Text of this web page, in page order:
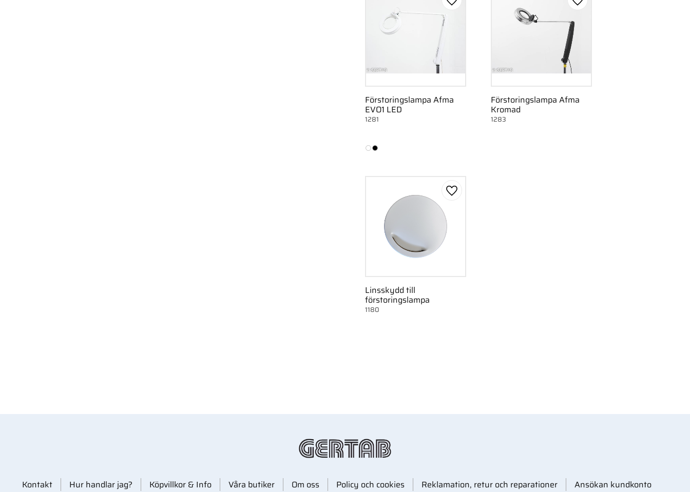
Förstoringslampa Afma
EVO1 LED
1281
Lägg till i favoriter
Förstoringslampa Afma
Kromad
1283
Lägg till i favoriter
Linsskydd till
förstoringslampa
1180
Lägg till i favoriter
Kontakt Hur handlar jag? Köpvillkor & Info Våra butiker Om oss Policy och cookies Reklamation, retur och reparationer Ansökan kundkonto